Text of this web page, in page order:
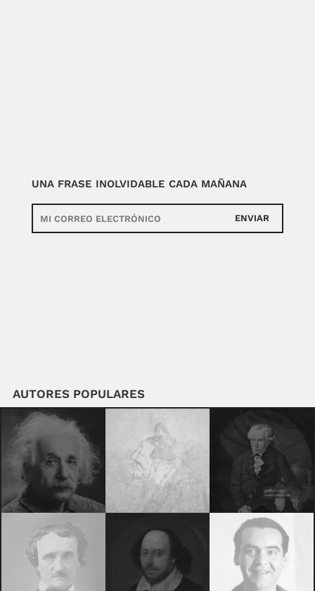
UNA FRASE INOLVIDABLE CADA MAÑANA
ENVIAR
AUTORES POPULARES